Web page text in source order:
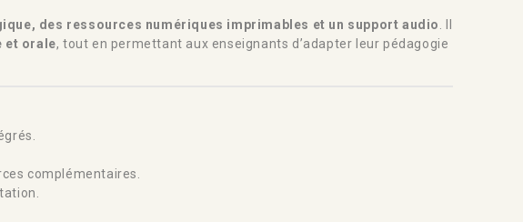
des ressources numériques imprimables et un support audio
et orale, tout en permettant aux enseignants d’adapter leur pédagogie
complémentaires.